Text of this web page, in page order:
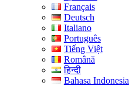
Français
Deutsch
Italiano
Português
Tiếng Việt
Română
हिन्दी
Bahasa Indonesia